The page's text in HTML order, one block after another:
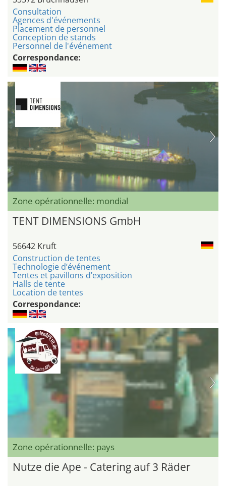
Consultation
Agences d'événements
Placement de personnel
Conception de stands
Personnel de l'événement
Correspondance:
Zone opérationnelle: mondial
TENT DIMENSIONS GmbH
56642 Kruft
Construction de tentes
Technologie d’événement
Tentes et pavillons d’exposition
Halls de tente
Location de tentes
Correspondance:
Zone opérationnelle: pays
Nutze die Ape - Catering auf 3 Räder